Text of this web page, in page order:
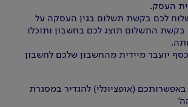
העסק.
לכם בקשת תשלום בגין העסקה על
התשלום תוצג לכם בחשבון ותוכלו
יועבר מיידית מהחשבון שלכם לחשבון
(אופציונלי) להגדיר במסגרת